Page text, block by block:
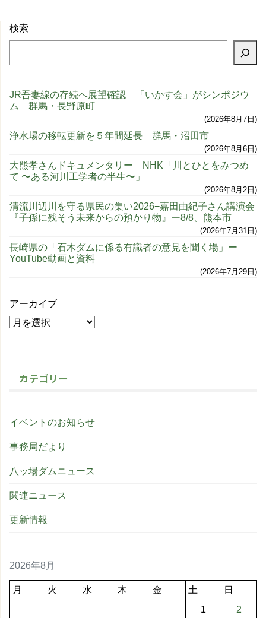
検索
JR吾妻線の存続へ展望確認 「いかす会」がシンポジウ
ム 群馬・長野原町
2026年8月7日
浄水場の移転更新を５年間延長 群馬・沼田市
2026年8月6日
大熊孝さんドキュメンタリー NHK「川とひとをみつめ
て 〜ある河川工学者の半生〜」
2026年8月2日
清流川辺川を守る県民の集い2026−嘉田由紀子さん講演会
『子孫に残そう未来からの預かり物』ー8/8、熊本市
2026年7月31日
長崎県の「石木ダムに係る有識者の意見を聞く場」ー
YouTube動画と資料
2026年7月29日
アーカイブ
カテゴリー
イベントのお知らせ
事務局だより
八ッ場ダムニュース
関連ニュース
更新情報
2026年8月
月 火 水 木 金 土
日
1
2